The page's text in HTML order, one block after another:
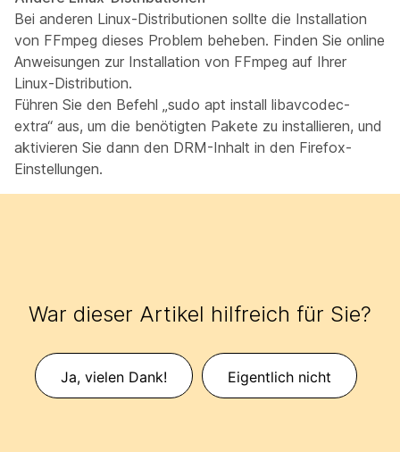
Bei anderen Linux-Distributionen sollte die Installation
von FFmpeg dieses Problem beheben. Finden Sie online
Anweisungen zur Installation von FFmpeg auf Ihrer
Linux-Distribution.
Führen Sie den Befehl „sudo apt install libavcodec-
extra“ aus, um die benötigten Pakete zu installieren, und
aktivieren Sie dann den DRM-Inhalt in den Firefox-
Einstellungen.
War dieser Artikel hilfreich für Sie?
Ja, vielen Dank! Eigentlich nicht